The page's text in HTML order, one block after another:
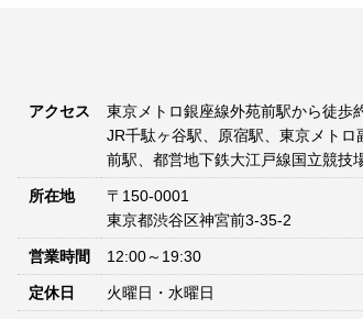
アクセス
東京メトロ銀座線外苑前駅から徒歩
JR千駄ヶ谷駅、原宿駅、東京メト
前駅、都営地下鉄大江戸線国立競技
所在地
〒150-0001
東京都渋谷区神宮前3-35-2
営業時間 12:00～19:30
定休日 火曜日・水曜日